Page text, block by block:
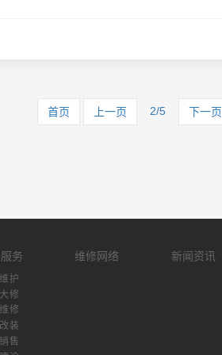
首页 上一页 2/5 下一页
务
护
修
修
装
售
维修网络 新闻资讯